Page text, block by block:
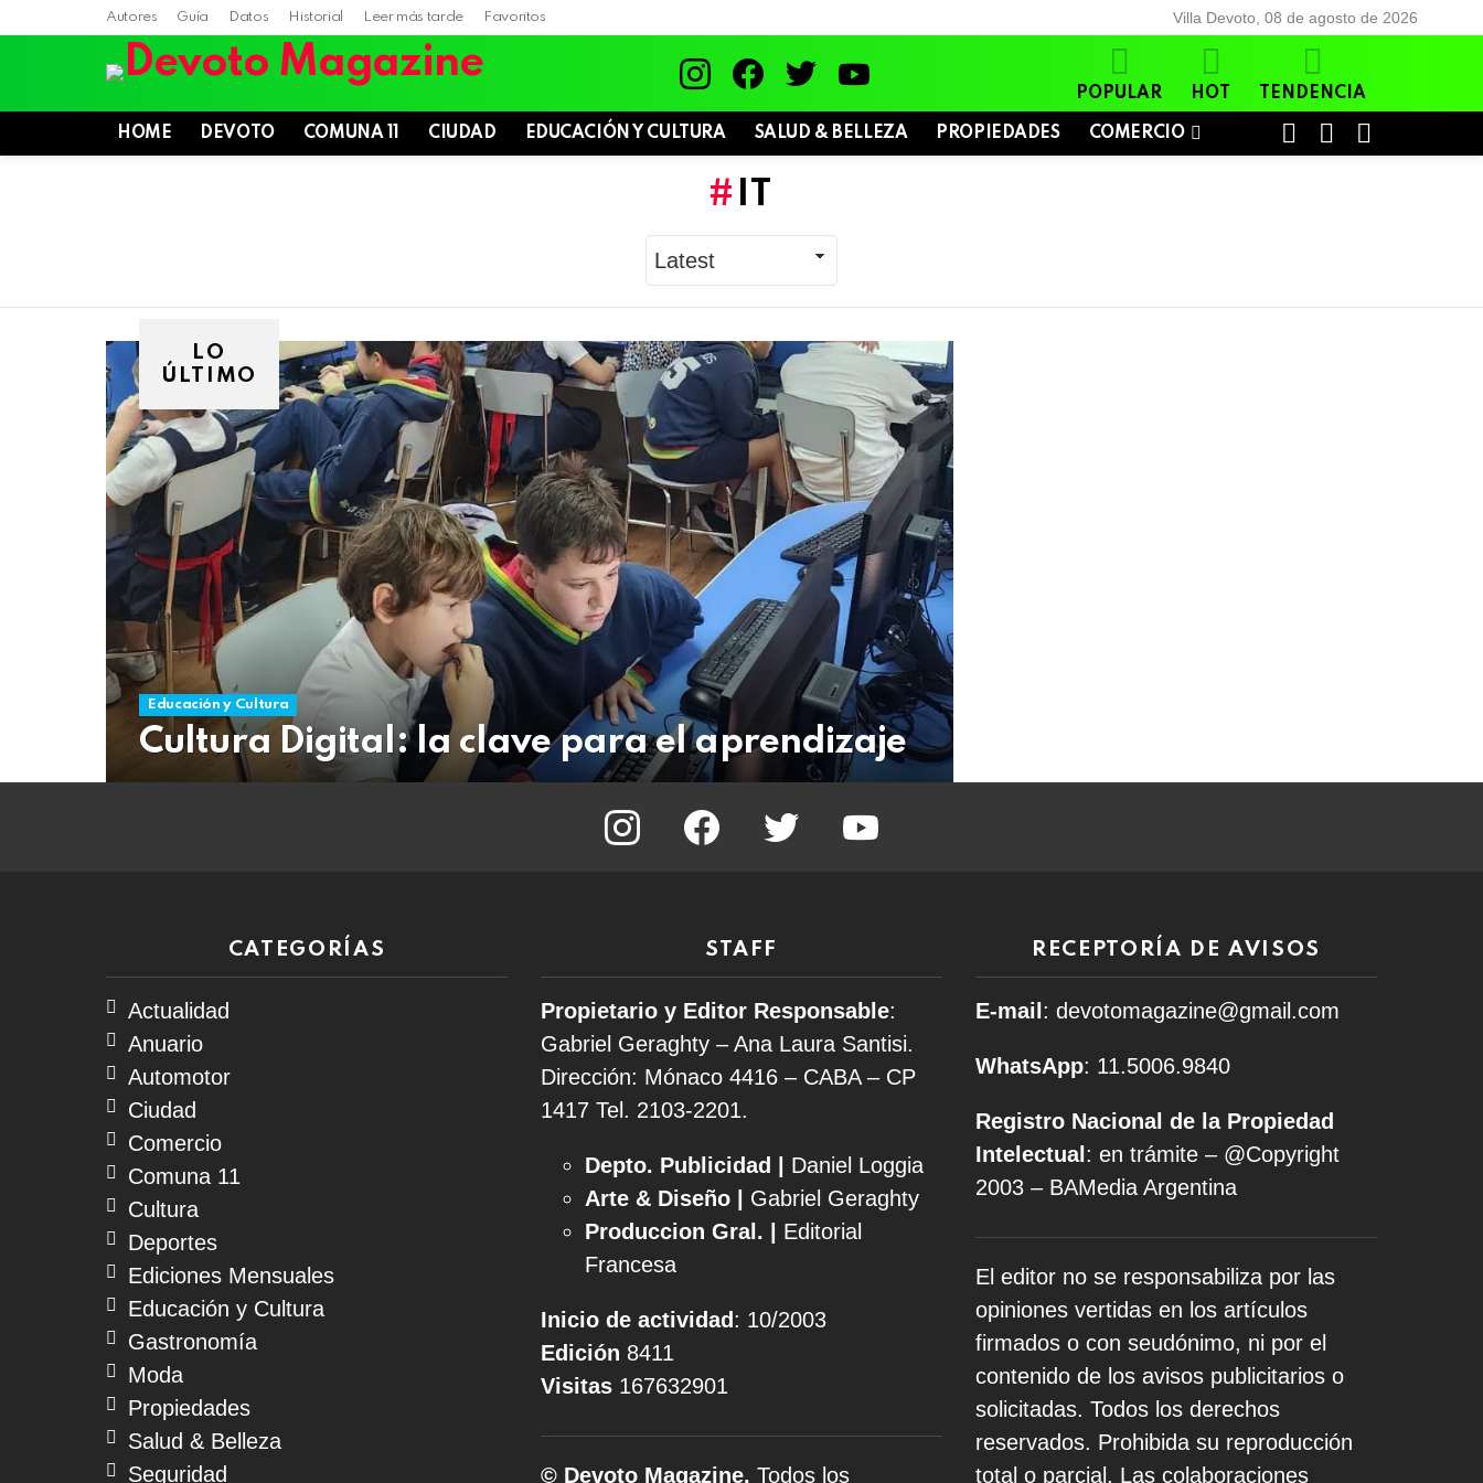
Autores Guía Datos Historial Leer más tarde Favoritos Villa Devoto, 08 de agosto de 2026
POPULAR HOT TENDENCIA
HOME DEVOTO COMUNA 11 CIUDAD EDUCACIÓN Y CULTURA SALUD & BELLEZA PROPIEDADES COMERCIO
SWITCH
IT
LO
ÚLTIMO
Educación y Cultura
Cultura Digital: la clave para el aprendizaje
instagram facebook twitter
CATEGORÍAS
Actualidad
Anuario
Automotor
Ciudad
Comercio
Comuna 11
Cultura
Deportes
Ediciones Mensuales
Educación y Cultura
Gastronomía
Moda
Propiedades
Salud & Belleza
Seguridad
STAFF
Propietario y Editor Responsable:
Gabriel Geraghty – Ana Laura Santisi.
Dirección: Mónaco 4416 – CABA – CP
1417 Tel. 2103-2201.
Depto. Publicidad |
Daniel Loggia
Arte & Diseño | Gabriel Geraghty
Produccion Gral. |
Editorial
Francesa
Inicio de actividad : 10/2003
Edición 8411
Visitas 167632901
© Devoto Magazine. Todos los
RECEPTORÍA DE AVISOS
E-mail : devotomagazine@gmail.com
WhatsApp: 11.5006.9840
Registro Nacional de la Propiedad
Intelectual : en trámite – @Copyright
2003 – BAMedia Argentina
El editor no se responsabiliza por las
opiniones vertidas en los artículos
firmados o con seudónimo, ni por el
contenido de los avisos publicitarios o
solicitadas. Todos los derechos
reservados. Prohibida su reproducción
total o parcial. Las colaboraciones
Villa
Devoto,
08
de
agosto
de
2026